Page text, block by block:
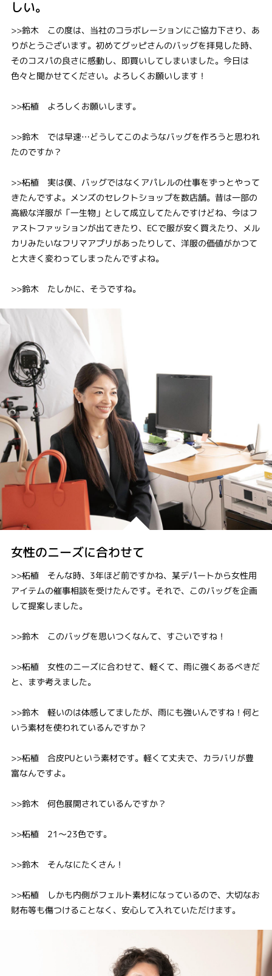
しい。
>>鈴木 この度は、当社のコラボレーションにご協力下さり、あ
りがとうございます。初めてグッピさんのバッグを拝見した時、
そのコスパの良さに感動し、即買いしてしまいました。今日は
色々と聞かせてください。よろしくお願いします！
>>柘植 よろしくお願いします。
>>鈴木 では早速…どうしてこのようなバッグを作ろうと思われ
たのですか？
>>柘植 実は僕、バッグではなくアパレルの仕事をずっとやって
きたんですよ。メンズのセレクトショップを数店舗。昔は一部の
高級な洋服が「一生物」として成立してたんですけどね、今はフ
ァストファッションが出てきたり、ECで服が安く買えたり、メル
カリみたいなフリマアプリがあったりして、洋服の価値がかつて
と大きく変わってしまったんですよね。
>>鈴木 たしかに、そうですね。
女性のニーズに合わせて
>>柘植 そんな時、3年ほど前ですかね、某デパートから女性用
アイテムの催事相談を受けたんです。それで、このバッグを企画
して提案しました。
>>鈴木 このバッグを思いつくなんて、すごいですね！
>>柘植 女性のニーズに合わせて、軽くて、雨に強くあるべきだ
と、まず考えました。
>>鈴木 軽いのは体感してましたが、雨にも強いんですね！何と
いう素材を使われているんですか？
>>柘植 合皮PUという素材です。軽くて丈夫で、カラバリが豊
富なんですよ。
>>鈴木 何色展開されているんですか？
>>柘植 21～23色です。
>>鈴木 そんなにたくさん！
>>柘植 しかも内側がフェルト素材になっているので、大切なお
財布等も傷つけることなく、安心して入れていただけます。